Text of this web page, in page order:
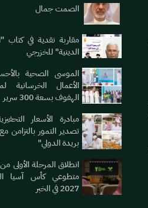
الصمت جمال
مقاربة نقدية في كتاب
الدينية" للخزرجي
الموسى الصحية
الأعمال الخرسانية
الهفوف بسعة 300 سرير
مبادرة الأسعار
تصدير التمور بالتزامن
بريدة الدولي"
انطلاق المرحلة الأولى
متطوعي كأس آسيا
2027 في الخبر